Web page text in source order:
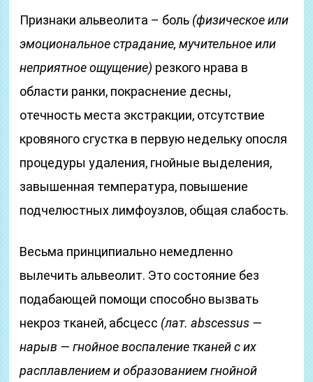
Признаки альвеолита – боль (физическое или
эмоциональное страдание, мучительное или
неприятное ощущение) резкого нрава в
области ранки, покраснение десны,
отечность места экстракции, отсутствие
кровяного сгустка в первую недельку опосля
процедуры удаления, гнойные выделения,
завышенная температура, повышение
подчелюстных лимфоузлов, общая слабость.
Весьма принципиально немедленно
вылечить альвеолит. Это состояние без
подабающей помощи способно вызвать
некроз тканей, абсцесс (лат. abscessus —
нарыв — гнойное воспаление тканей с их
расплавлением и образованием гнойной